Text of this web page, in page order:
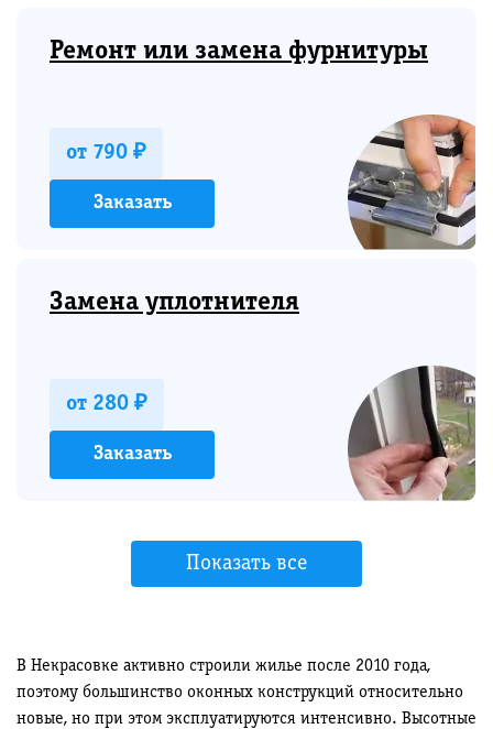
Ремонт или замена фурнитуры
от 790 ₽
Заказать
Замена уплотнителя
от 280 ₽
Заказать
Показать все
В Некрасовке активно строили жилье после 2010 года,
поэтому большинство оконных конструкций относительно
новые, но при этом эксплуатируются интенсивно. Высотные